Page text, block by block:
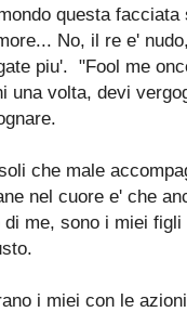
questa
No, il re e'
piu'. "Fool me
una volta, devi
che male
nel cuore e' che
me, sono i miei
i miei con le